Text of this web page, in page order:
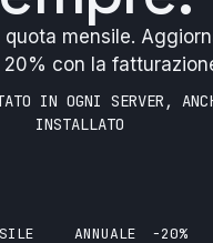
mensile.
20% con la
IN OGNI SERVER,
INSTALLATO
ANNUALE −20%